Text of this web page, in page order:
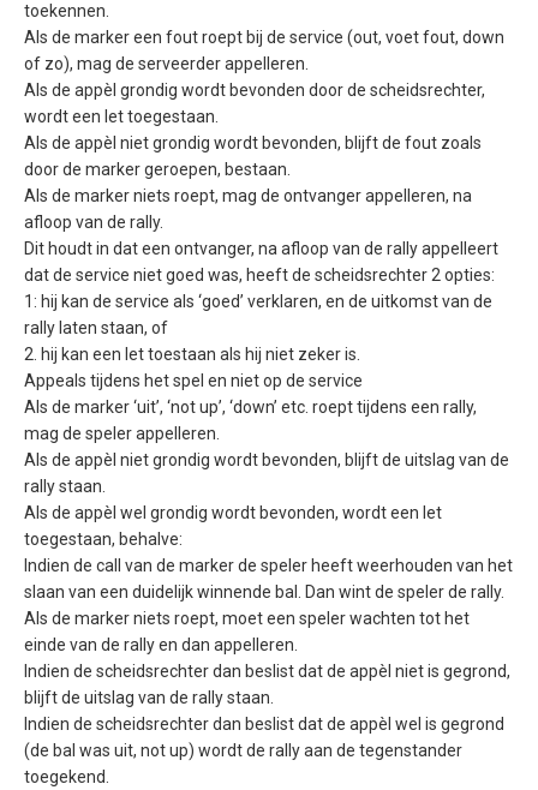
toekennen.
Als de marker een fout roept bij de service (out, voet fout, down
of zo), mag de serveerder appelleren.
Als de appèl grondig wordt bevonden door de scheidsrechter,
wordt een let toegestaan.
Als de appèl niet grondig wordt bevonden, blijft de fout zoals
door de marker geroepen, bestaan.
Als de marker niets roept, mag de ontvanger appelleren, na
afloop van de rally.
Dit houdt in dat een ontvanger, na afloop van de rally appelleert
dat de service niet goed was, heeft de scheidsrechter 2 opties:
1: hij kan de service als ‘goed’ verklaren, en de uitkomst van de
rally laten staan, of
2. hij kan een let toestaan als hij niet zeker is.
Appeals tijdens het spel en niet op de service
Als de marker ‘uit’, ‘not up’, ‘down’ etc. roept tijdens een rally,
mag de speler appelleren.
Als de appèl niet grondig wordt bevonden, blijft de uitslag van de
rally staan.
Als de appèl wel grondig wordt bevonden, wordt een let
toegestaan, behalve:
Indien de call van de marker de speler heeft weerhouden van het
slaan van een duidelijk winnende bal. Dan wint de speler de rally.
Als de marker niets roept, moet een speler wachten tot het
einde van de rally en dan appelleren.
Indien de scheidsrechter dan beslist dat de appèl niet is gegrond,
blijft de uitslag van de rally staan.
Indien de scheidsrechter dan beslist dat de appèl wel is gegrond
(de bal was uit, not up) wordt de rally aan de tegenstander
toegekend.